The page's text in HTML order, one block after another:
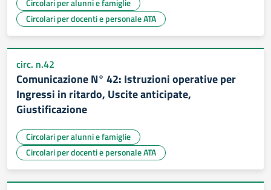
Circolari per alunni e famiglie
Circolari per docenti e personale ATA
circ. n.42
Comunicazione N° 42: Istruzioni operative per
Ingressi in ritardo, Uscite anticipate,
Giustificazione
Circolari per alunni e famiglie
Circolari per docenti e personale ATA